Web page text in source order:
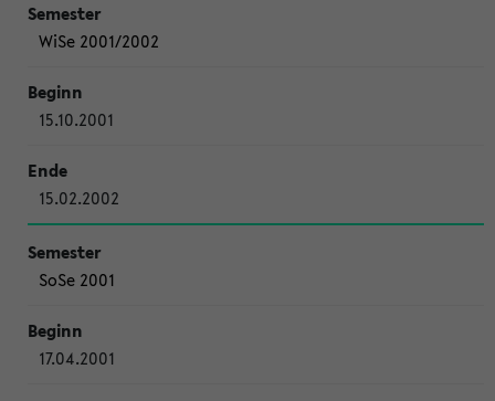
WiSe 2001/2002
15.10.2001
15.02.2002
SoSe 2001
17.04.2001